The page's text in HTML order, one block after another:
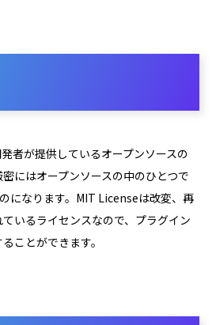
者が提供しているオープンソースの
にはオープンソースの中のひとつで
になります。MIT Licenseは改変、再
いるライセンスなので、プラグイン
ことができます。